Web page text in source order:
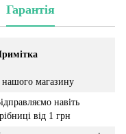
Гарантія
нашого магазину
навіть
від 1 грн